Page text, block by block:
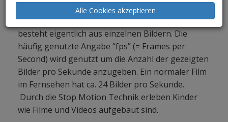
oder mit Hilfe von
Apps wie Stop Motion Studio. Jeder Film
besteht eigentlich aus einzelnen Bildern. Die
häufig genutzte Angabe “fps” (= Frames per
Second) wird genutzt um die Anzahl der gezeigten
Bilder pro Sekunde anzugeben. Ein normaler Film
im Fernsehen hat ca. 24 Bilder pro Sekunde.
Durch die Stop Motion Technik erleben Kinder
wie Filme und Videos aufgebaut sind.
Alle Cookies akzeptieren